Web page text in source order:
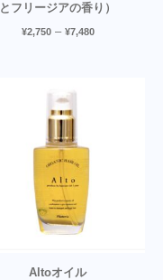
とフリージアの香り）
¥2,750 – ¥7,480
Altoオイル